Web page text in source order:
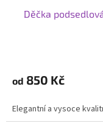
Děčka
od 850 Kč
Elegantní a vysoce